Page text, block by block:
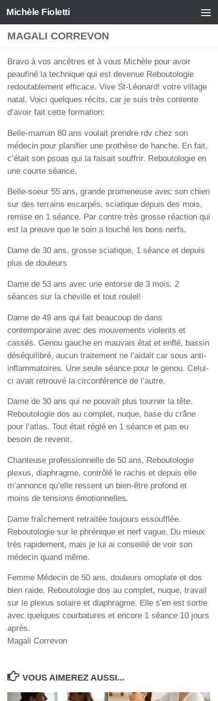
Skip to content
Michèle Fioletti
MAGALI CORREVON
Bravo à vos ancêtres et à vous Michèle pour avoir
peaufiné la technique qui est devenue Reboutologie
redoutablement efficace. Vive St-Léonard! votre village
natal. Voici quelques récits, car je suis très contente
d’avoir fait cette formation:
Belle-maman 80 ans voulait prendre rdv chez son
médecin pour planifier une prothèse de hanche. En fait,
c’était son psoas qui la faisait souffrir. Reboutologie en
une courte séance.
Belle-soeur 55 ans, grande promeneuse avec son chien
sur des terrains escarpés, sciatique depuis des mois,
remise en 1 séance. Par contre très grosse réaction qui
est la preuve que le soin a touché les bons nerfs.
Dame de 30 ans, grosse sciatique, 1 séance et depuis
plus de douleurs
Dame de 53 ans avec une entorse de 3 mois. 2
séances sur la cheville et tout roulel!
Dame de 49 ans qui fait beaucoup de dans
contemporaine avec des mouvements violents et
cassés. Genou gauche en mauvais état et enflé, bassin
déséquilibré, aucun traitement ne l’aidait car sous anti-
inflammatoires. Une seule séance pour le genou. Celui-
ci avait retrouvé la circonférence de l’autre.
Dame de 30 ans qui ne pouvait plus tourner la tête.
Reboutologie dos au complet, nuque, base du crâne
pour l’atlas. Tout était réglé en 1 séance et pas eu
besoin de revenir.
Chanteuse professionnelle de 50 ans, Reboutologie
plexus, diaphragme, contrôlé le rachis et depuis elle
m’annonce qu’elle ressent un bien-être profond et
moins de tensions émotionnelles.
Dame fraîchement retraitée toujours essoufflée.
Reboutologie sur le phrénique et nerf vague. Du mieux
très rapidement, mais je lui ai conseillé de voir son
médecin quand même.
Femme Médecin de 50 ans, douleurs omoplate et dos
bien raide. Reboutologie dos au complet, nuque, travail
sur le plexus solaire et diaphragme. Elle s’en est sortie
avec quelques courbatures et encore 1 séance 10 jours
après.
Magali Correvon
VOUS AIMEREZ AUSSI...